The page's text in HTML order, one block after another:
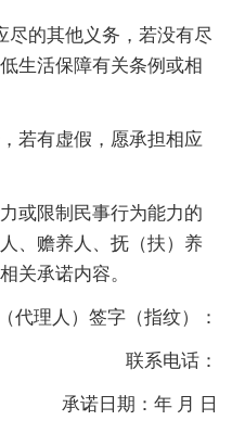
尽的其他义务，若没有尽
生活保障有关条例或相
若有虚假，愿承担相应
或限制民事行为能力的
、赡养人、抚（扶）养
关承诺内容。
理人）签字（指纹）：
联系电话：
承诺日期：年 月 日